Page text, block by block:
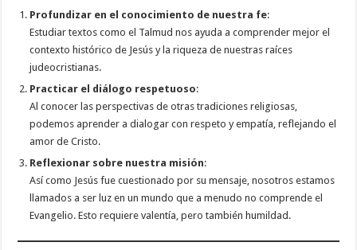
Profundizar en el conocimiento de nuestra fe:
Estudiar textos como el Talmud nos ayuda a comprender mejor el
contexto histórico de Jesús y la riqueza de nuestras raíces
judeocristianas.
Practicar el diálogo respetuoso:
Al conocer las perspectivas de otras tradiciones religiosas,
podemos aprender a dialogar con respeto y empatía, reflejando el
amor de Cristo.
Reflexionar sobre nuestra misión:
Así como Jesús fue cuestionado por su mensaje, nosotros estamos
llamados a ser luz en un mundo que a menudo no comprende el
Evangelio. Esto requiere valentía, pero también humildad.